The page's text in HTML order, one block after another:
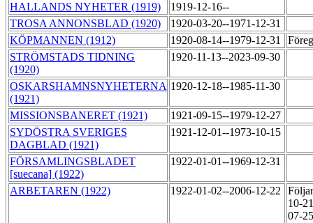
HALLANDS NYHETER (1919)
1919-12-16--
TROSA ANNONSBLAD (1920)
1920-03-20--1971-12-31
KÖPMANNEN (1912)
1920-08-14--1979-12-31
STRÖMSTADS TIDNING
(1920)
1920-11-13--2023-09-30
OSKARSHAMNSNYHETERNA
(1921)
1920-12-18--1985-11-30
MISSIONSBANERET (1921)
1921-09-15--1979-12-27
SYDÖSTRA SVERIGES
DAGBLAD (1921)
1921-12-01--1973-10-15
FÖRSAMLINGSBLADET
[suecana] (1922)
1922-01-01--1969-12-31
ARBETAREN (1922) 1922-01-02--2006-12-22
10-
07-